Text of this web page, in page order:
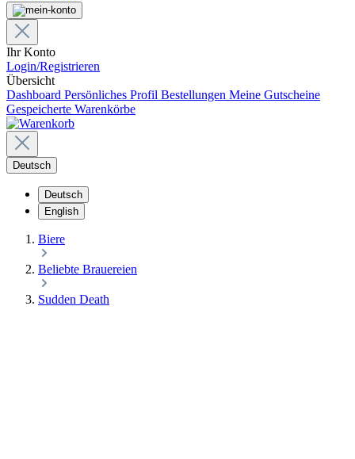
Ihr Konto
Login/Registrieren
Übersicht
Dashboard Persönliches Profil Bestellungen Meine Gutscheine
Gespeicherte Warenkörbe
Deutsch
Deutsch
English
Biere
Beliebte Brauereien
Sudden Death